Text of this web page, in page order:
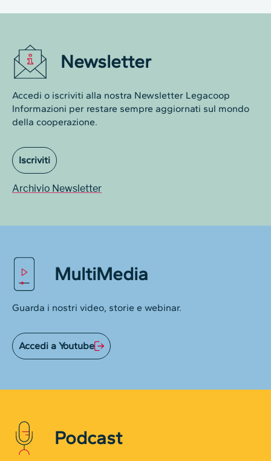
Newsletter
Accedi o iscriviti alla nostra Newsletter Legacoop
Informazioni per restare sempre aggiornati sul mondo
della cooperazione.
Iscriviti
Archivio Newsletter
MultiMedia
Guarda i nostri video, storie e webinar.
Accedi a Youtube
Podcast